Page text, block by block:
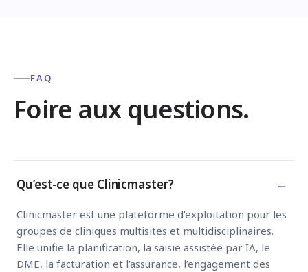
FAQ
Foire aux questions.
Qu’est-ce que Clinicmaster? −
Clinicmaster est une plateforme d’exploitation pour les
groupes de cliniques multisites et multidisciplinaires.
Elle unifie la planification, la saisie assistée par IA, le
DME, la facturation et l’assurance, l’engagement des